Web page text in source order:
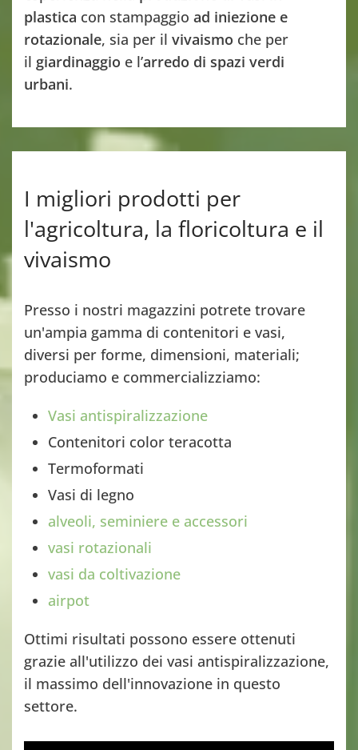
plastica con stampaggio ad iniezione e
rotazionale, sia per il vivaismo che per
il giardinaggio e l’arredo di spazi verdi
urbani.
I migliori prodotti per
l'agricoltura, la floricoltura e il
vivaismo
Presso i nostri magazzini potrete trovare
un'ampia gamma di contenitori e vasi,
diversi per forme, dimensioni, materiali;
produciamo e commercializziamo:
Vasi antispiralizzazione
Contenitori color teracotta
Termoformati
Vasi di legno
alveoli, seminiere e accessori
vasi rotazionali
vasi da coltivazione
airpot
Ottimi risultati possono essere ottenuti
grazie all'utilizzo dei vasi antispiralizzazione,
il massimo dell'innovazione in questo
settore.